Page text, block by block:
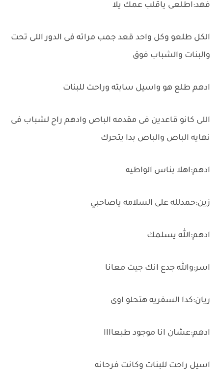
فهد:اطلعى ياقلب عمك يلا
الكل طلعو وكل واحد قعد جمب مراته فى الدور اللى تحت
والبنات والشباب فوق
ادهم طلع هو واسيل سابته وراحت للبنات
اللى كانو قاعدين فى مقدمه الباص وادهم راح لشباب فى
نهايه الباص والباص بدا يتحرك
ادهم:اهلا بناس الواطيه
زين:حمدلله على السلامه ياصاحبي
ادهم:الله يسلمك
اسر:والله جدع انك جيت معانا
ريان:كدا السفريه هتحلو اوى
ادهم:عشان انا موجود طبعاااا
اسيل راحت للبنات وكانت فرحانه